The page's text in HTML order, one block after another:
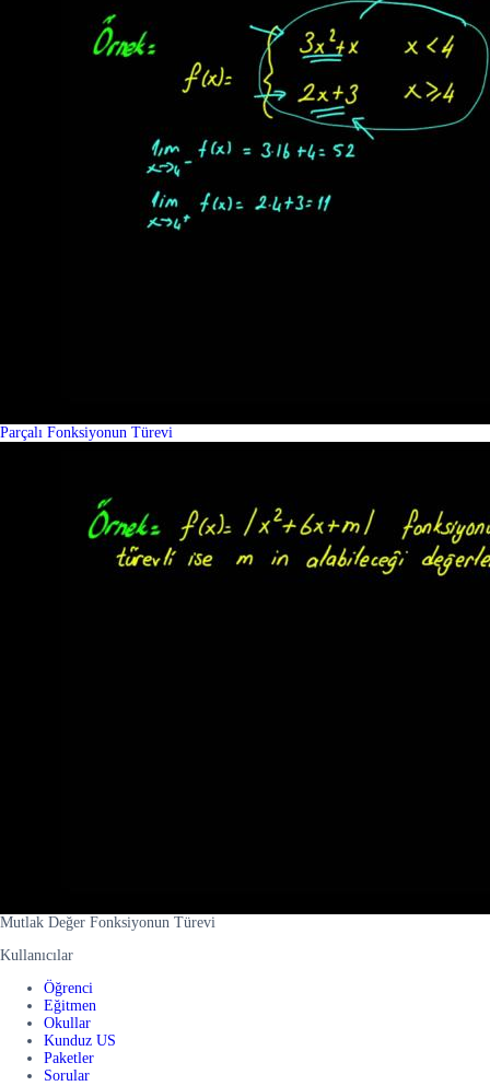
Parçalı Fonksiyonun Türevi
Mutlak Değer Fonksiyonun Türevi
Kullanıcılar
Öğrenci
Eğitmen
Okullar
Kunduz US
Paketler
Sorular